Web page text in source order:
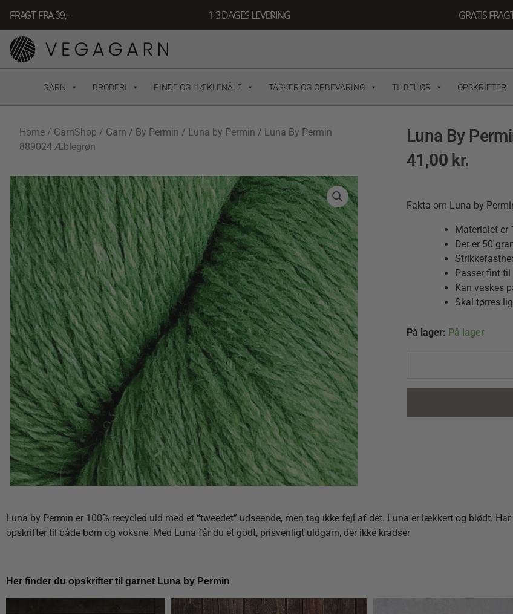
indholdet
FRAGT FRA 39, - 1-3 DAGES LEVERING GRATIS
GARN BRODERI PINDE OG HÆKLENÅLE TASKER OG OPBEVARING TILBEHØR OPSKRIFTER
Home / GarnShop / Garn / By Permin / Luna by Permin / Luna By Permin
889024 Æblegrøn
Luna By
41,00 kr.
Fakta om Luna by
Materialet er
Der er 50
Passer fint
Kan vaskes
Skal tørres
På lager: På lager
Luna
Æblegrøn
Luna by Permin er 100% recycled uld med et “tweedet” udseende, men tag ikke fejl af det. Luna er lækkert og blødt.
opskrifter til både børn og voksne. Med Luna får du et godt, prisvenligt uldgarn, der ikke kradser
Her finder du opskrifter til garnet Luna by Permin